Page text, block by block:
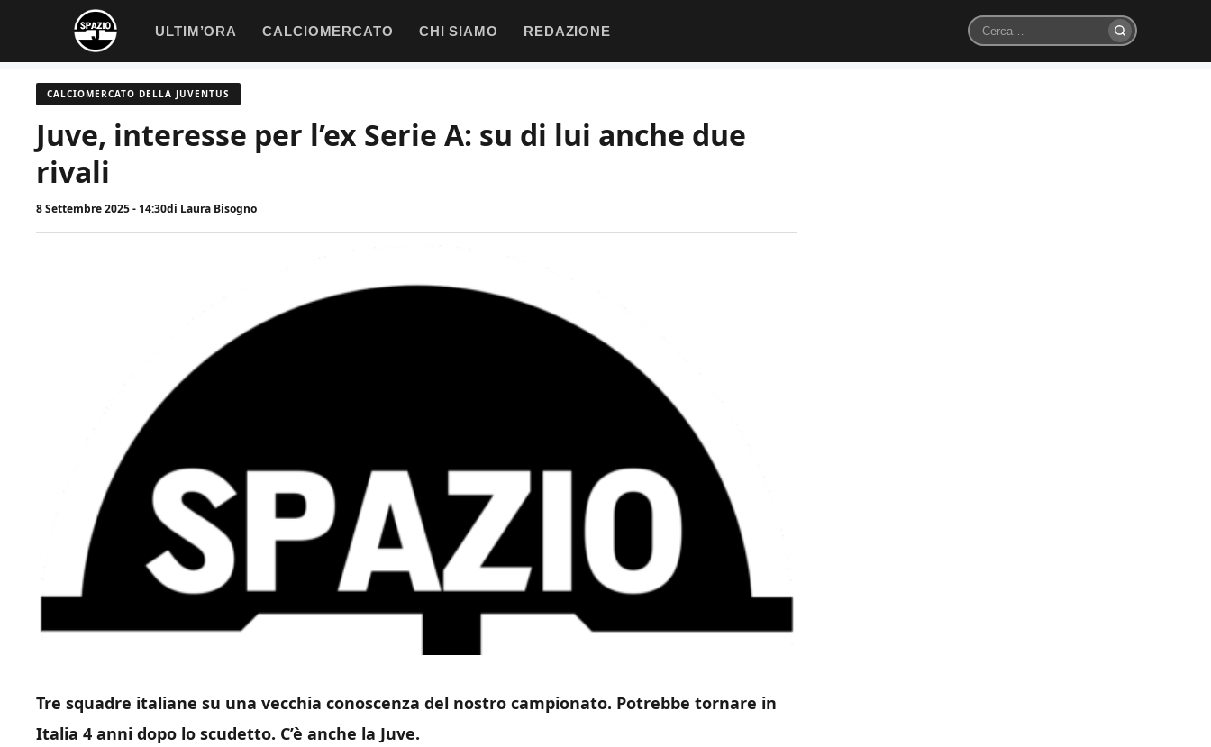
contenuto
ULTIM’ORA CALCIOMERCATO CHI SIAMO REDAZIONE
Cerca
CALCIOMERCATO DELLA JUVENTUS
Juve, interesse per l’ex Serie A: su di lui anche due
rivali
8 Settembre 2025 - 14:30di Laura Bisogno
Tre squadre italiane su una vecchia conoscenza del nostro campionato. Potrebbe tornare in
Italia 4 anni dopo lo scudetto. C’è anche la Juve.